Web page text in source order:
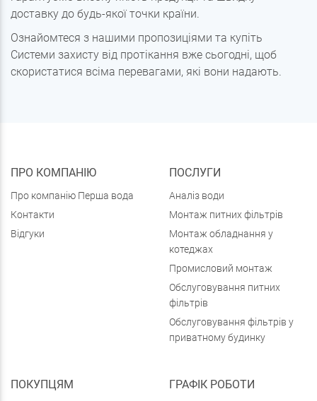
доставку до будь-якої точки країни.
Ознайомтеся з нашими пропозиціями та купіть
Системи захисту від протікання вже сьогодні, щоб
скористатися всіма перевагами, які вони надають.
ПРО КОМПАНІЮ
Про компанію Перша вода
Контакти
Відгуки
ПОСЛУГИ
Аналіз води
Монтаж питних фільтрів
Монтаж обладнання у
котеджах
Промисловий монтаж
Обслуговування питних
фільтрів
Обслуговування фільтрів у
приватному будинку
ПОКУПЦЯМ ГРАФІК РОБОТИ